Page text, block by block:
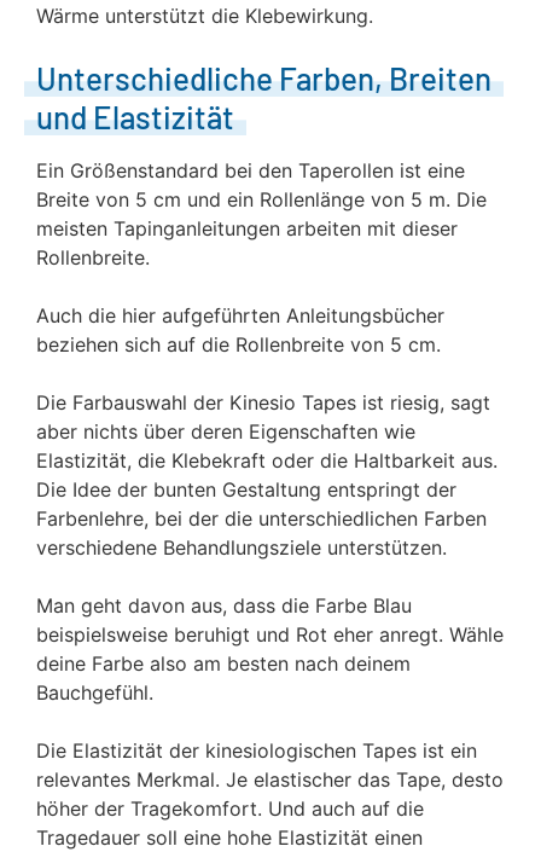
Wärme unterstützt die Klebewirkung.
Unterschiedliche Farben, Breiten
und Elastizität
Ein Größenstandard bei den Taperollen ist eine
Breite von 5 cm und ein Rollenlänge von 5 m. Die
meisten Tapinganleitungen arbeiten mit dieser
Rollenbreite.
Auch die hier aufgeführten Anleitungsbücher
beziehen sich auf die Rollenbreite von 5 cm.
Die Farbauswahl der Kinesio Tapes ist riesig, sagt
aber nichts über deren Eigenschaften wie
Elastizität, die Klebekraft oder die Haltbarkeit aus.
Die Idee der bunten Gestaltung entspringt der
Farbenlehre, bei der die unterschiedlichen Farben
verschiedene Behandlungsziele unterstützen.
Man geht davon aus, dass die Farbe Blau
beispielsweise beruhigt und Rot eher anregt. Wähle
deine Farbe also am besten nach deinem
Bauchgefühl.
Die Elastizität der kinesiologischen Tapes ist ein
relevantes Merkmal. Je elastischer das Tape, desto
höher der Tragekomfort. Und auch auf die
Tragedauer soll eine hohe Elastizität einen